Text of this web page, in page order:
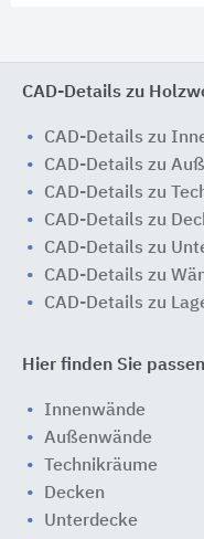
CAD-Details zu
CAD-Details zu
CAD-Details zu
CAD-Details zu
CAD-Details zu
CAD-Details zu
CAD-Details zu
CAD-Details zu
Hier finden Sie
Innenwände
Außenwände
Technikräume
Decken
Unterdecke